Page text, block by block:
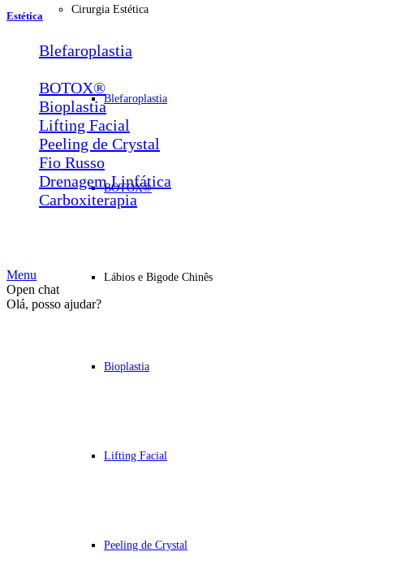
Cirurgia Estética
Blefaroplastia
BOTOX®
Lábios e Bigode Chinês
Bioplastia
Lifting Facial
Peeling de Crystal
Estética
Blefaroplastia
BOTOX®
Bioplastia
Lifting Facial
Peeling de Crystal
Fio Russo
Drenagem Linfática
Carboxiterapia
Menu
Open chat
Olá, posso ajudar?